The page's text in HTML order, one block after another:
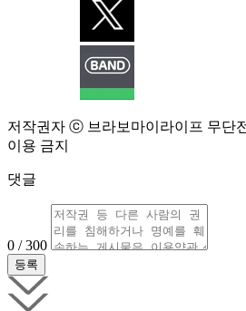
저작권자 ⓒ 브라보마이라이프 무단
이용 금지
댓글
0 / 300